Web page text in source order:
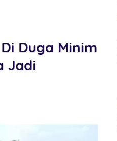
Duga Minim
Jadi